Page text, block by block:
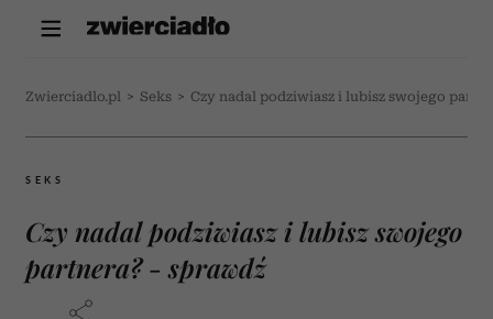
Zwierciadlo.pl > Seks > Czy nadal podziwiasz i lubisz swojego
SEKS
Czy nadal podziwiasz i lubisz swojego
partnera? - sprawdź